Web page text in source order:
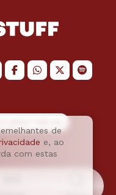
de
e, ao
com estas